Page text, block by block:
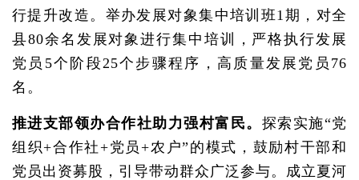
行提升改造。举办发展对象集中培训班1期，对全
县80余名发展对象进行集中培训，严格执行发展
党员5个阶段25个步骤程序，高质量发展党员76
名。
推进支部领办合作社助力强村富民。 探索实施“党
组织+合作社+党员+农户”的模式，鼓励村干部和
党员出资募股，引导带动群众广泛参与。成立夏河